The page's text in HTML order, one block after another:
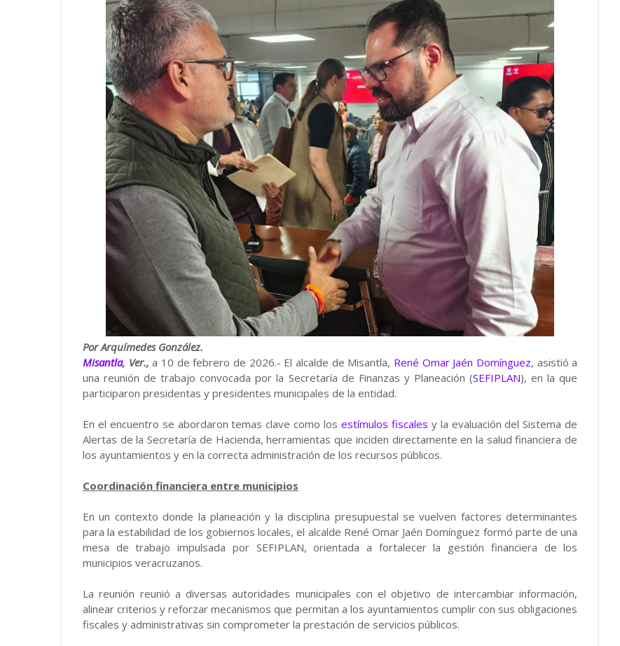
Por Arquímedes González.
Misantla, Ver., a 10 de febrero de 2026.- El alcalde de Misantla, René Omar Jaén Domínguez, asistió a
una reunión de trabajo convocada por la Secretaría de Finanzas y Planeación (SEFIPLAN), en la que
participaron presidentas y presidentes municipales de la entidad.
En el encuentro se abordaron temas clave como los estímulos fiscales y la evaluación del Sistema de
Alertas de la Secretaría de Hacienda, herramientas que inciden directamente en la salud financiera de
los ayuntamientos y en la correcta administración de los recursos públicos.
Coordinación financiera entre municipios
En un contexto donde la planeación y la disciplina presupuestal se vuelven factores determinantes
para la estabilidad de los gobiernos locales, el alcalde René Omar Jaén Domínguez formó parte de una
mesa de trabajo impulsada por SEFIPLAN, orientada a fortalecer la gestión financiera de los
municipios veracruzanos.
La reunión reunió a diversas autoridades municipales con el objetivo de intercambiar información,
alinear criterios y reforzar mecanismos que permitan a los ayuntamientos cumplir con sus obligaciones
fiscales y administrativas sin comprometer la prestación de servicios públicos.